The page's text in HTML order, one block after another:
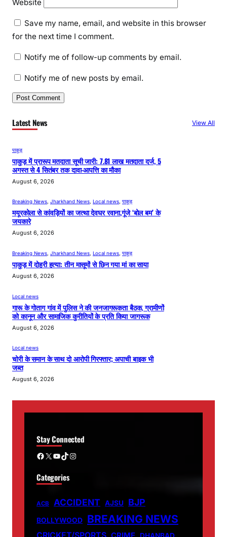
Website
Save my name, email, and website in this browser
for the next time I comment.
Notify me of follow-up comments by email.
Notify me of new posts by email.
Latest News View All
पाकुड़
पाकुड़ में प्रारूप मतदाता सूची जारी: 7.81 लाख मतदाता दर्ज, 5
अगस्त से 4 सितंबर तक दावा-आपत्ति का मौका
August 6, 2026
Breaking News, Jharkhand News, Local news, पाकुड़
मयूरकोला से कांवड़ियों का जत्था देवघर रवाना,गूंजे ‘बोल बम’ के
जयकारे
August 6, 2026
Breaking News Jharkhand News Local news पाकुड़
पाकुड़ में दोहरी हत्या: तीन मासूमों से छिन गया मां का साया
August 6, 2026
Local news
गारू के गोताग गांव में पुलिस ने की जनजागरूकता बैठक, ग्रामीणों
को कानून और सामाजिक कुरीतियों के प्रति किया जागरूक
August 6, 2026
Local news
चोरी के समान के साथ दो आरोपी गिरफ्तार; अपाची बाइक भी
जब्त
August 6, 2026
Stay Connected
Facebook X YouTube TikTok Instagram
Categories
ACB ACCIDENT AJSU BJP
BOLLYWOOD BREAKING NEWS